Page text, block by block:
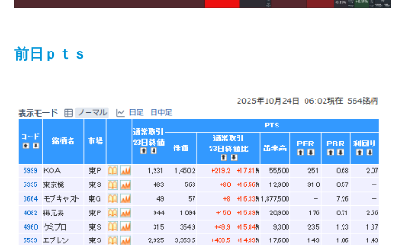
前日ｐｔｓ